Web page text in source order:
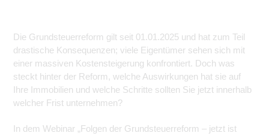
Die Grundsteuerreform gilt seit 01.01.2025 und hat zum Teil
drastische Konsequenzen; viele Eigentümer sehen sich mit
einer massiven Kostensteigerung konfrontiert. Doch was
steckt hinter der Reform, welche Auswirkungen hat sie auf
Ihre Immobilien und welche Schritte sollten Sie jetzt innerhalb
welcher Frist unternehmen?
In dem Webinar „Folgen der Grundsteuerreform – jetzt ist